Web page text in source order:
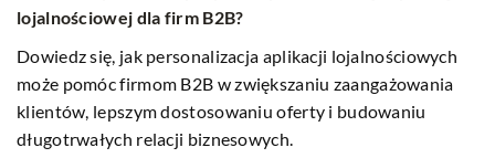
lojalnościowej dla firm B2B?
Dowiedz się, jak personalizacja aplikacji lojalnościowych
może pomóc firmom B2B w zwiększaniu zaangażowania
klientów, lepszym dostosowaniu oferty i budowaniu
długotrwałych relacji biznesowych.